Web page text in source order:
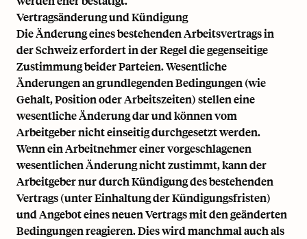
Vertragsänderung und Kündigung
Die Änderung eines bestehenden Arbeitsvertrags in
der Schweiz erfordert in der Regel die gegenseitige
Zustimmung beider Parteien. Wesentliche
Änderungen an grundlegenden Bedingungen (wie
Gehalt, Position oder Arbeitszeiten) stellen eine
wesentliche Änderung dar und können vom
Arbeitgeber nicht einseitig durchgesetzt werden.
Wenn ein Arbeitnehmer einer vorgeschlagenen
wesentlichen Änderung nicht zustimmt, kann der
Arbeitgeber nur durch Kündigung des bestehenden
Vertrags (unter Einhaltung der Kündigungsfristen)
und Angebot eines neuen Vertrags mit den geänderten
Bedingungen reagieren. Dies wird manchmal auch als